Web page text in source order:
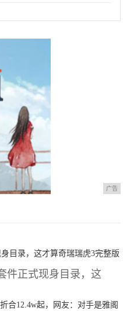
广告
件正式现身目录，这